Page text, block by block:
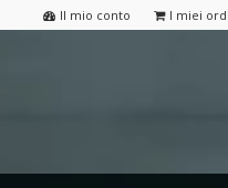
Il mio conto I miei